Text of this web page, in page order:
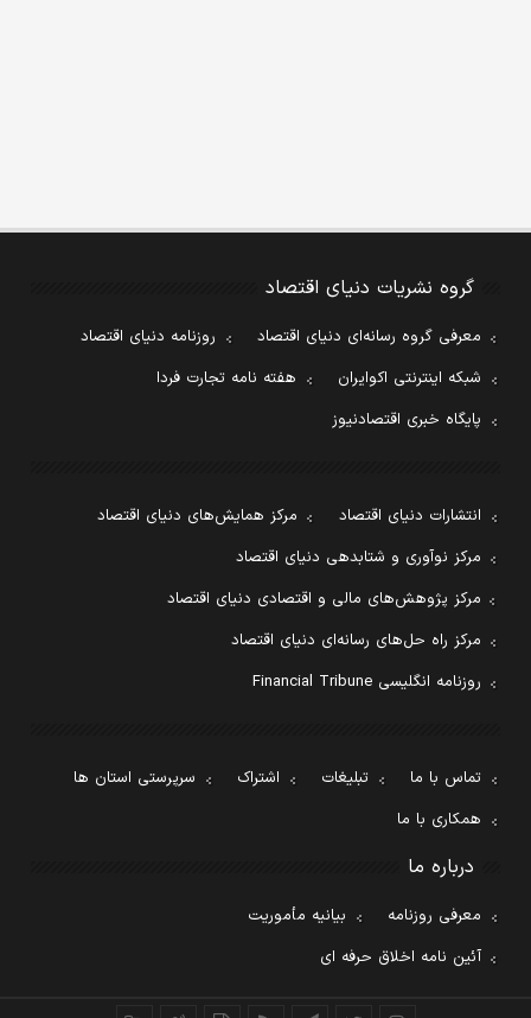
گروه نشریات دنیای اقتصاد
معرفی گروه رسانه‌ای دنیای اقتصاد
روزنامه دنیای اقتصاد
شبکه اینترنتی اکوایران
هفته نامه تجارت فردا
پایگاه خبری اقتصادنیوز
انتشارات دنیای اقتصاد
مرکز همایش‌های دنیای اقتصاد
مرکز نوآوری و شتابدهی دنیای اقتصاد
مرکز پژوهش‌های مالی و اقتصادی دنیای اقتصاد
مرکز راه حل‌های رسانه‌ای دنیای اقتصاد
روزنامه انگلیسی Financial Tribune
تماس با ما تبلیغات اشتراک
سرپرستی استان ها
همکاری با ما
درباره ما
معرفی روزنامه
بیانیه مأموریت
آئین نامه اخلاق حرفه ای